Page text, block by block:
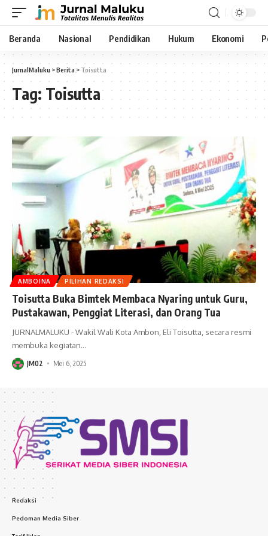
Beranda Nasional Pendidikan Hukum Ekonomi
JurnalMaluku >Berita > Toisutta
Tag: Toisutta
AMBOINA PILIHAN REDAKSI
Toisutta Buka Bimtek Membaca Nyaring untuk Guru,
Pustakawan, Penggiat Literasi, dan Orang Tua
JURNALMALUKU - Wakil Wali Kota Ambon, Eli Toisutta, secara resmi
membuka kegiatan…
JM02 Mei 6, 2025
Redaksi
Pedoman Media Siber